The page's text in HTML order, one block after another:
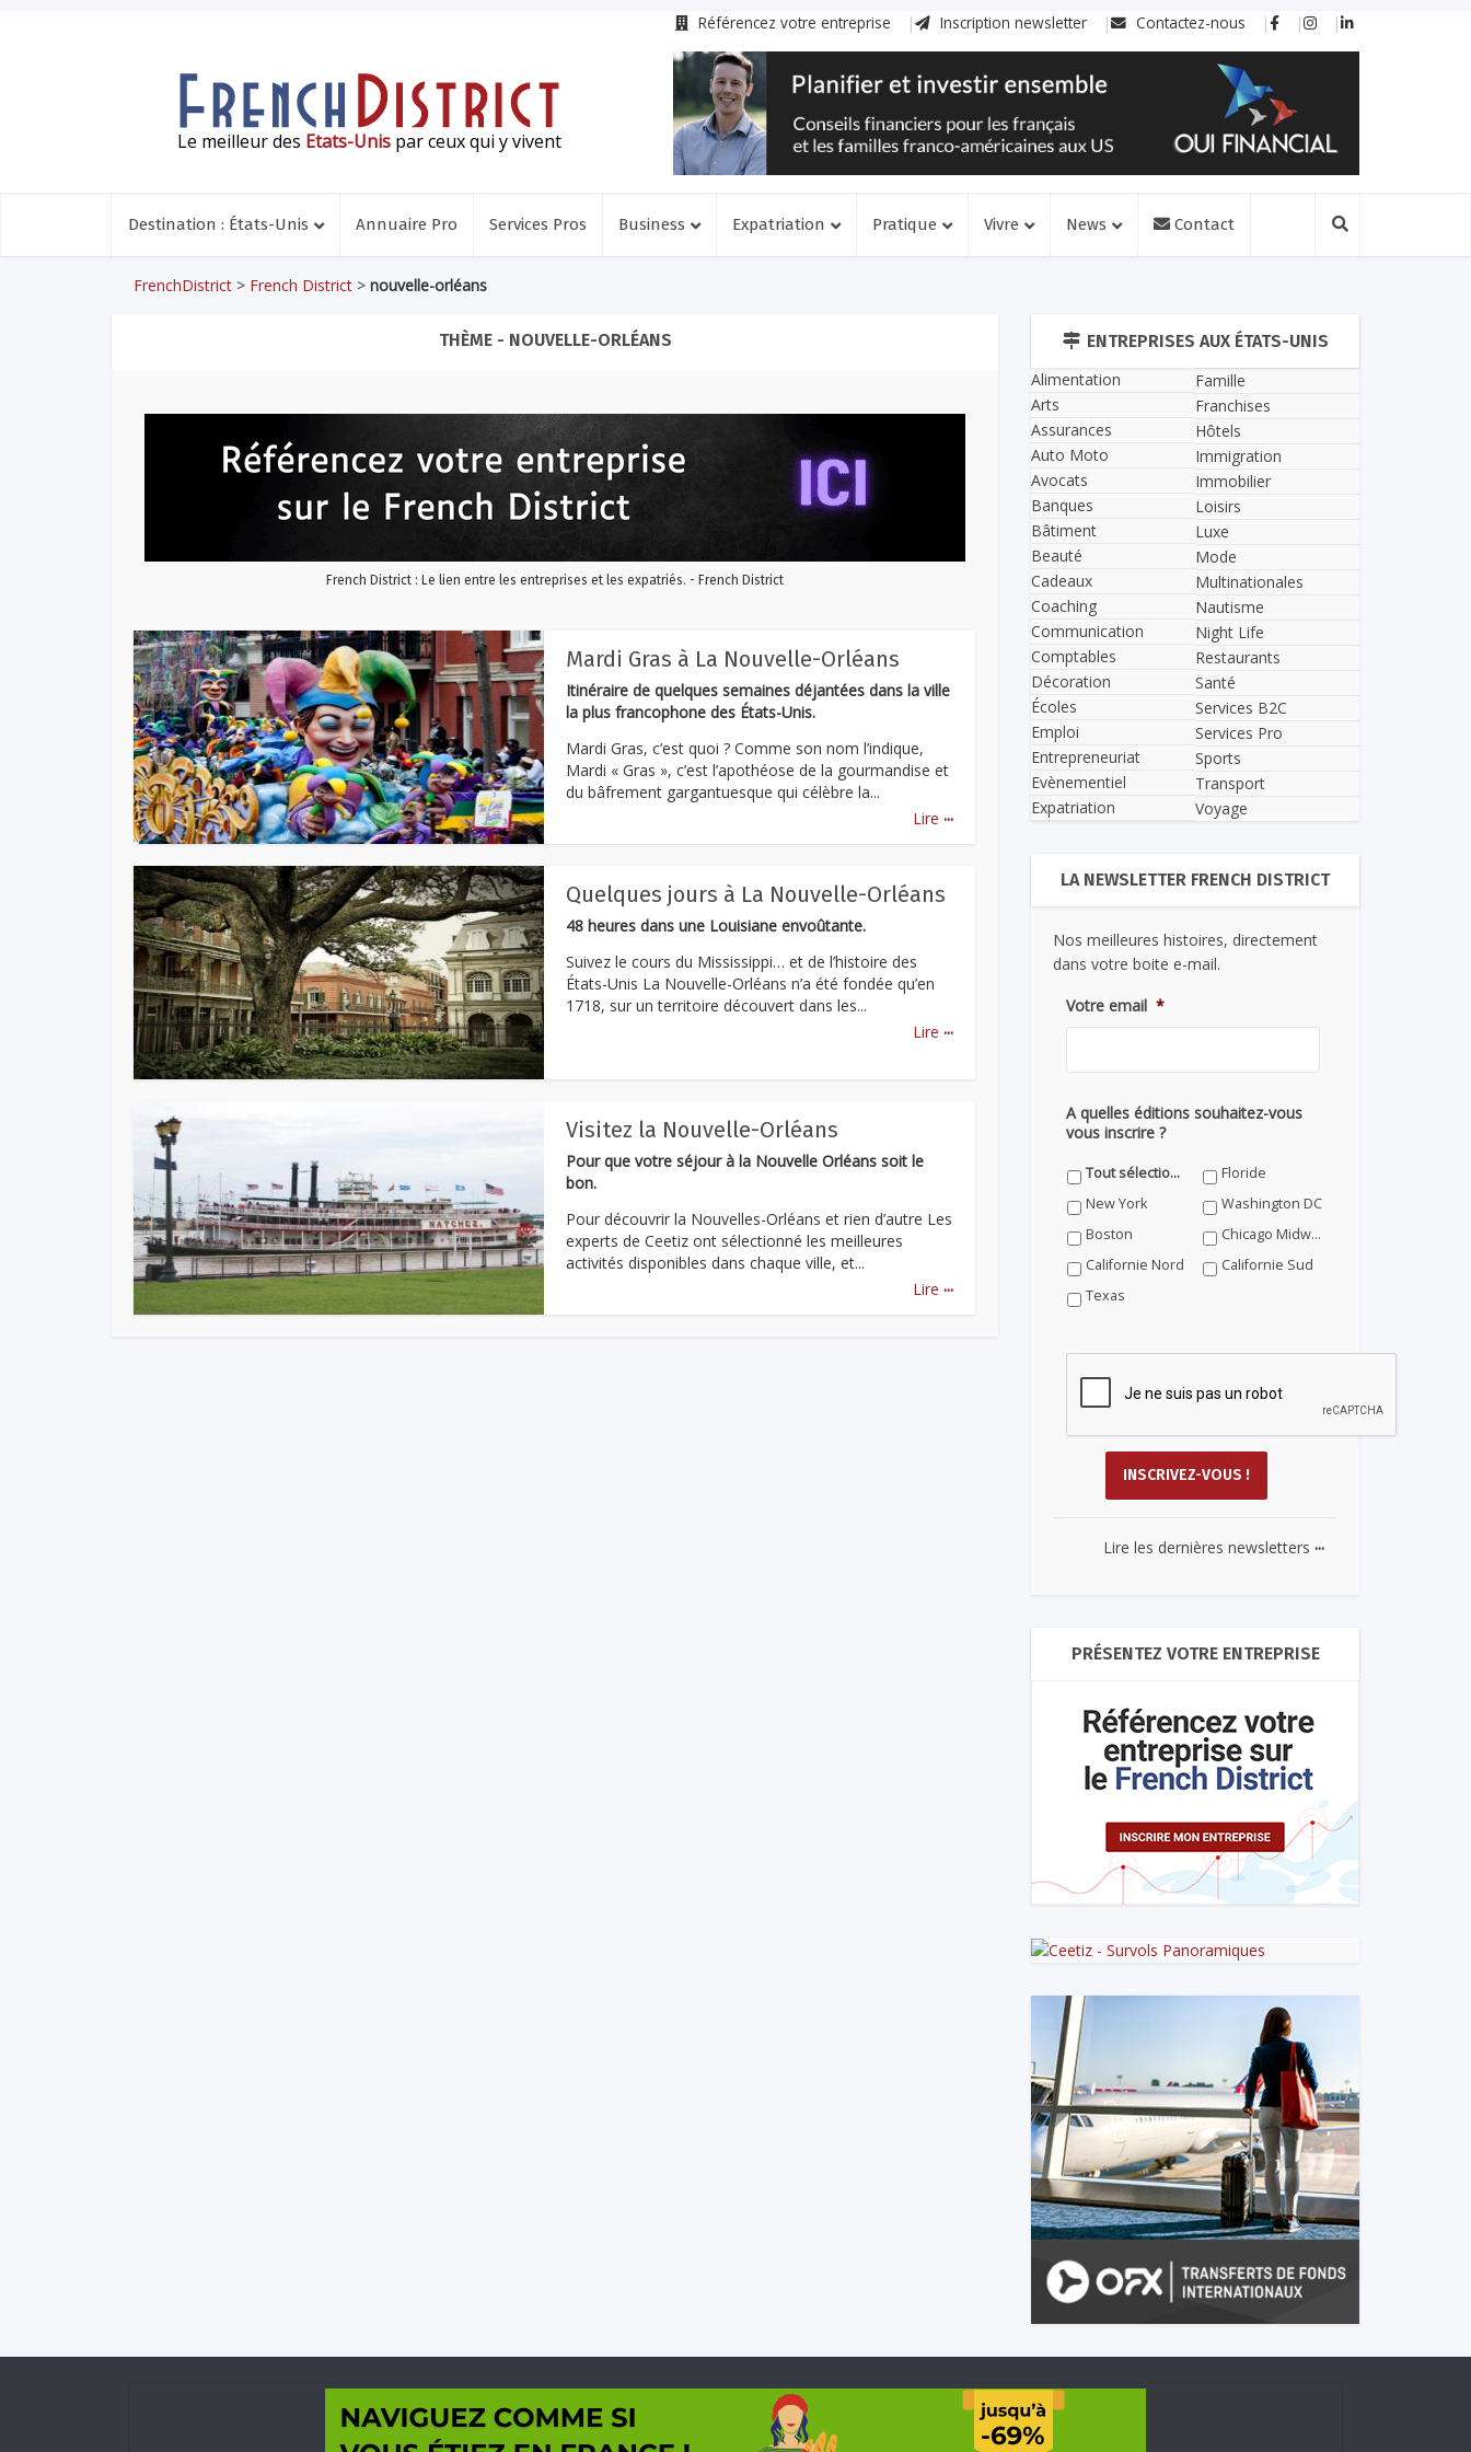
Référencez votre entreprise Inscription newsletter Contactez-nous
Le meilleur des Etats-Unis par ceux qui y vivent
Destination : États-Unis Annuaire Pro Services Pros Business Expatriation Pratique Vivre News Contact
FrenchDistrict > French District > nouvelle-orléans
THÈME - NOUVELLE-ORLÉANS
French District : Le lien entre les entreprises et les expatriés. - French District
Mardi Gras à La Nouvelle-Orléans
Itinéraire de quelques semaines déjantées dans la ville
la plus francophone des États-Unis.
Mardi Gras, c’est quoi ? Comme son nom l’indique,
Mardi « Gras », c’est l’apothéose de la gourmandise et
du bâfrement gargantuesque qui célèbre la...
Lire ...
Quelques jours à La Nouvelle-Orléans
48 heures dans une Louisiane envoûtante.
Suivez le cours du Mississippi… et de l’histoire des
États-Unis La Nouvelle-Orléans n’a été fondée qu’en
1718, sur un territoire découvert dans les...
Lire ...
Visitez la Nouvelle-Orléans
Pour que votre séjour à la Nouvelle Orléans soit le
bon.
Pour découvrir la Nouvelles-Orléans et rien d’autre Les
experts de Ceetiz ont sélectionné les meilleures
activités disponibles dans chaque ville, et...
Lire ...
ENTREPRISES AUX ÉTATS-UNIS
Alimentation
Arts
Assurances
Auto Moto
Avocats
Banques
Bâtiment
Beauté
Cadeaux
Coaching
Communication
Comptables
Décoration
Écoles
Emploi
Entrepreneuriat
Evènementiel
Expatriation
Famille
Franchises
Hôtels
Immigration
Immobilier
Loisirs
Luxe
Mode
Multinationales
Nautisme
Night Life
Restaurants
Santé
Services B2C
Services Pro
Sports
Transport
Voyage
LA NEWSLETTER FRENCH DISTRICT
Nos meilleures histoires, directement
dans votre boite e-mail.
Votre email *
A quelles éditions souhaitez-vous
vous inscrire ?
Tout sélectionner
Floride
New York
Washington DC
Boston
Chicago Midwest
Californie Nord
Californie Sud
Texas
Lire les dernières newsletters ...
PRÉSENTEZ VOTRE ENTREPRISE